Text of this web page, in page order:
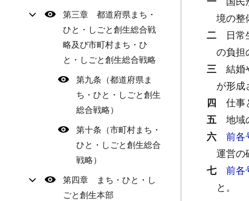
第三章 都道府県まち・
ひと・しごと創生総合戦
略及び市町村まち・ひ
と・しごと創生総合戦略
第九条（都道府県ま
ち・ひと・しごと創生
総合戦略）
第十条（市町村まち・
ひと・しごと創生総合
戦略）
第四章 まち・ひと・し
ごと創生本部
境の整
二 日
の負担
三 結婚
が形成
四 仕事
五 地域
六 前各
運営の
七 前各
と。